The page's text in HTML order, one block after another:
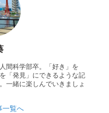
間科学部卒。「好き」を
「発見」にできるような記
一緒に楽しんでいきましょ
一覧へ